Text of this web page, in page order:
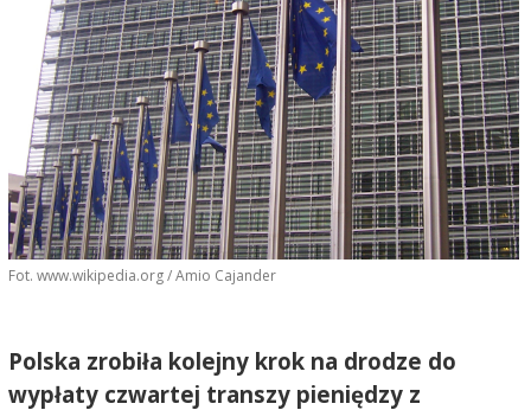
Fot. www.wikipedia.org / Amio Cajander
Polska zrobiła kolejny krok na drodze do
wypłaty czwartej transzy pieniędzy z